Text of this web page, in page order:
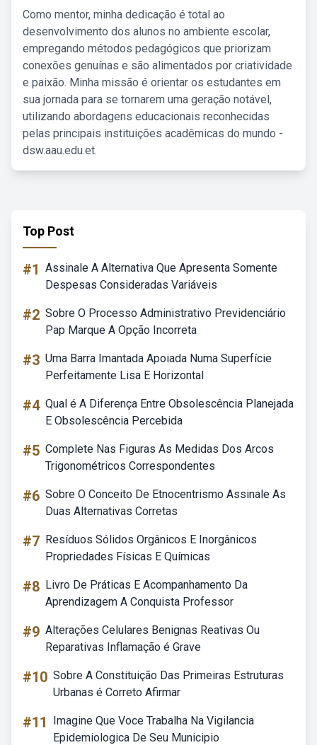
Como mentor, minha dedicação é total ao
desenvolvimento dos alunos no ambiente escolar,
empregando métodos pedagógicos que priorizam
conexões genuínas e são alimentados por criatividade
e paixão. Minha missão é orientar os estudantes em
sua jornada para se tornarem uma geração notável,
utilizando abordagens educacionais reconhecidas
pelas principais instituições acadêmicas do mundo -
dsw.aau.edu.et.
Top Post
#1 Assinale A Alternativa Que Apresenta Somente
Despesas Consideradas Variáveis
#2 Sobre O Processo Administrativo Previdenciário
Pap Marque A Opção Incorreta
#3 Uma Barra Imantada Apoiada Numa Superfície
Perfeitamente Lisa E Horizontal
#4 Qual é A Diferença Entre Obsolescência Planejada
E Obsolescência Percebida
#5 Complete Nas Figuras As Medidas Dos Arcos
Trigonométricos Correspondentes
#6 Sobre O Conceito De Etnocentrismo Assinale As
Duas Alternativas Corretas
#7 Resíduos Sólidos Orgânicos E Inorgânicos
Propriedades Físicas E Químicas
#8 Livro De Práticas E Acompanhamento Da
Aprendizagem A Conquista Professor
#9 Alterações Celulares Benignas Reativas Ou
Reparativas Inflamação é Grave
#10 Sobre A Constituição Das Primeiras Estruturas
Urbanas é Correto Afirmar
#11
Imagine Que Voce Trabalha Na Vigilancia
Epidemiologica De Seu Municipio